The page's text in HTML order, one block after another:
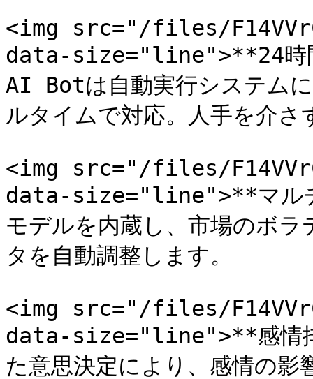
<img src="/files/
data-size="line">**24時
AI Botは自動実行システム
ルタイムで対応。人手を介さ
<img src="/files/
data-size="line">**マルチ
モデルを内蔵し、市場のボ
タを自動調整します。
<img src="/files/
data-size="line">**感情排
た意思決定により、感情の影